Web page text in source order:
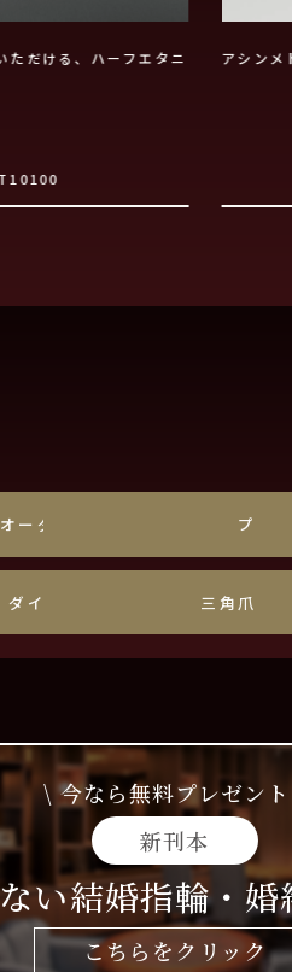
ただける、ハーフエタニ
アシンメ
オーダーメイド プラ
ダイヤモンド 三角爪・
\ 今なら無料プレゼン
新刊本
い結婚指輪・
こちらをクリック